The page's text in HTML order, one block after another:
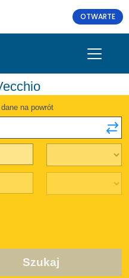
OTWARTE
na powrót
Szukaj